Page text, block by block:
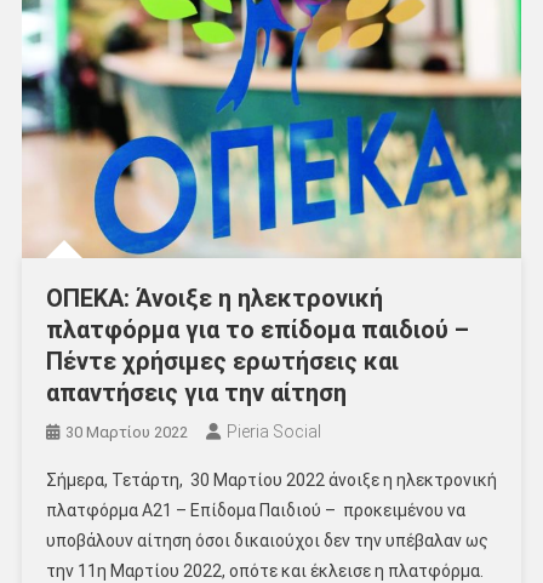
ΟΠΕΚΑ: Άνοιξε η ηλεκτρονική
πλατφόρμα για το επίδομα παιδιού –
Πέντε χρήσιμες ερωτήσεις και
απαντήσεις για την αίτηση
30 Μαρτίου 2022 Pieria Social
Σήμερα, Τετάρτη, 30 Μαρτίου 2022 άνοιξε η ηλεκτρονική
πλατφόρμα Α21 – Επίδομα Παιδιού – προκειμένου να
υποβάλουν αίτηση όσοι δικαιούχοι δεν την υπέβαλαν ως
την 11η Μαρτίου 2022, οπότε και έκλεισε η πλατφόρμα.